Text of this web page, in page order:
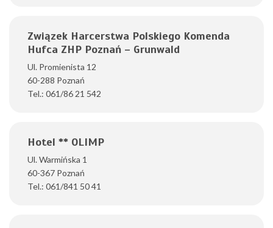
Związek Harcerstwa Polskiego Komenda
Hufca ZHP Poznań – Grunwald
Ul. Promienista 12
60-288 Poznań
Tel.: 061/86 21 542
Hotel ** OLIMP
Ul. Warmińska 1
60-367 Poznań
Tel.: 061/841 50 41